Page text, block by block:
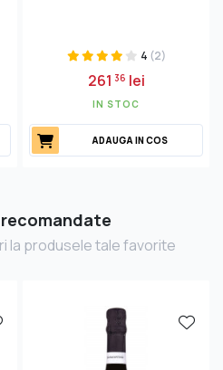
4 (2)
261 36 lei
IN STOC
ADAUGA IN COS
la produsele tale favorite